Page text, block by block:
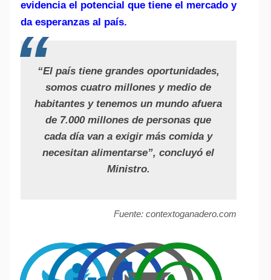
evidencia el potencial que tiene el mercado y
da esperanzas al país.
“El país tiene grandes oportunidades,
somos cuatro millones y medio de
habitantes y tenemos un mundo afuera
de 7.000 millones de personas que
cada día van a exigir más comida y
necesitan alimentarse”, concluyó el
Ministro.
Fuente: contextoganadero.com